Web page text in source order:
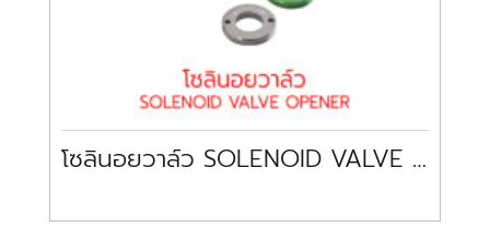
โซลินอยวาล์ว SOLENOID VALVE OPENER ASADA